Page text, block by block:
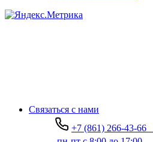
Связаться с нами
+7 (861) 266-43-66